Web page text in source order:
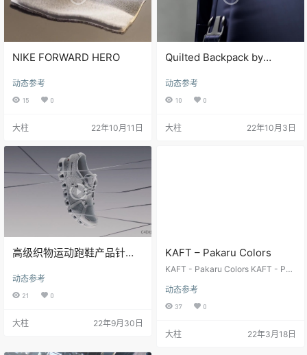
NIKE FORWARD HERO
动态参考
15 0
大柱 22年10月11日
Quilted Backpack by
动态参考
10 0
大柱 22年10月3日
高级织物运动跑鞋产品针织
动态参考
21 0
大柱 22年9月30日
KAFT – Pakaru Colors
KAFT - Pakaru Colors KAFT - Pak
KAFT - Pakaru Colors KAFT - Pak
aru Colors KAFT - Pakaru Colors
KAFT - Paka…
动态参考
37 0
大柱 22年3月18日